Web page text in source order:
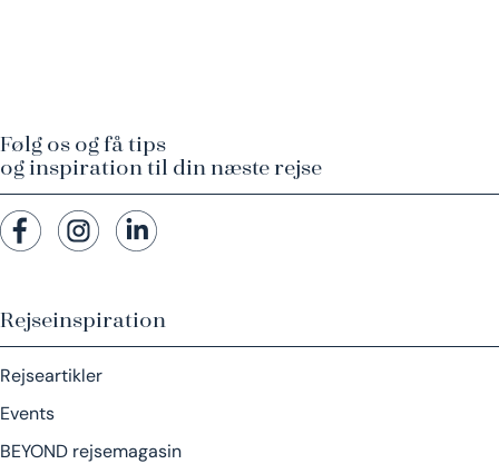
Rejseinspiration
Rejseartikler
Events
BEYOND rejsemagasin
Følg os og få tips
og inspiration til din næste rejse